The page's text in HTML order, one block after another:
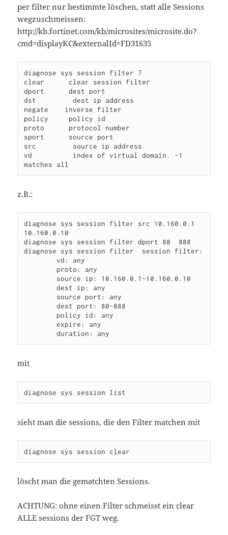
per filter nur bestimmte löschen, statt alle Sessions
wegzuschmeissen:
http://kb.fortinet.com/kb/microsites/microsite.do?
cmd=displayKC&externalId=FD31635
diagnose sys session filter ?
clear      clear session filter
dport      dest port
dst         dest ip address
negate    inverse filter
policy     policy id
proto      protocol number
sport      source port
src         source ip address
vd          index of virtual domain. -1
z.B.:
diagnose sys session filter src 10.160.0.1
10.160.0.10
diagnose sys session filter dport 80  888
diagnose sys session filter  session filter:
        vd: any
        dest ip: any
        dest port: 80-888
        expire: any
mit
sieht man die sessions, die den Filter matchen mit
löscht man die gematchten Sessions.
ACHTUNG: ohne einen Filter schmeisst ein clear
ALLE sessions der FGT weg.